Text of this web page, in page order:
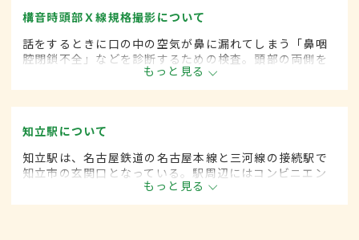
構音時頭部Ｘ線規格撮影について
話をするときに口の中の空気が鼻に漏れてしまう「鼻咽
腔閉鎖不全」などを診断するための検査。頭部の両側を
固定し安静時と構音時の鼻咽腔の軟口蓋の長さ、咽頭の
深さ、軟口蓋の運動性を調べ、診断や手術適応を判定す
る。
もっと見る
知立駅について
知立駅は、名古屋鉄道の名古屋本線と三河線の接続駅で
知立市の玄関口となっている。駅周辺にはコンビニエン
スストアやドラッグストア、雑貨屋などがあり、10分ほ
ど歩くと大型スーパーなども。2017年現在、高架化工事
もっと見る